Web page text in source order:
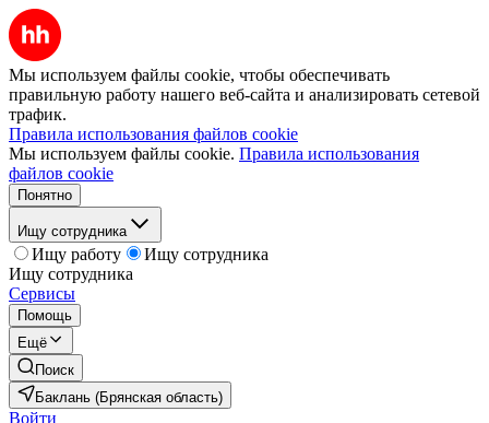
Мы используем файлы cookie, чтобы обеспечивать
правильную работу нашего веб-сайта и анализировать сетевой
трафик.
Правила использования файлов cookie
Мы используем файлы cookie. Правила использования
файлов cookie
Понятно
Ищу сотрудника
Ищу работу
Ищу сотрудника
Ищу сотрудника
Сервисы
Помощь
Ещё
Поиск
Баклань (Брянская область)
Войти